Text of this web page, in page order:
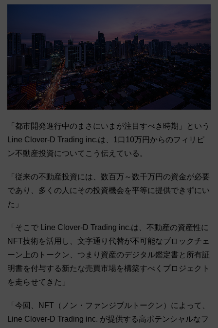
「都市開発進行中のまさにいまが注目すべき時期」という
Line Clover-D Trading inc.は、1口10万円からのフィリピ
ン不動産投資についてこう伝えている。
「従来の不動産投資には、数百万～数千万円の資金が必要
であり、多くの人にその投資機会を平等に提供できずにい
た」
「そこで Line Clover-D Trading inc.は、不動産の資産性に
NFT技術を活用し、文字通り代替が不可能なブロックチェ
ーン上のトークン、つまり資産のデジタル鑑定書と所有証
明書を付与する新たな売買市場を構築すべくプロジェクト
を走らせてきた」
「今回、NFT（ノン・ファンジブルトークン）によって、
Line Clover-D Trading inc. が提供する高ポテンシャルなフ